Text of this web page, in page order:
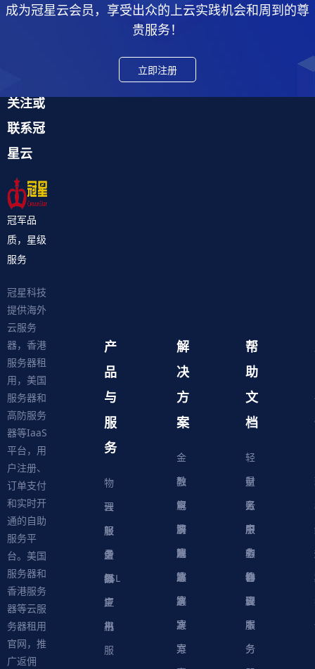
成为冠星云会员，享受出众的上云实践机会和周到的尊
贵服务！
立即注册
关注或
联系冠
星云
冠军品
质，星级
服务
冠星科技
提供海外
云服务
器，香港
服务器租
用，美国
服务器和
高防服务
器等IaaS
平台，用
户注册、
订单支付
和实时开
通的自助
服务平
台。美国
服务器和
香港服务
器等云服
务器租用
官网，推
广返佣
产
品
与
服
务
物
理
服
务
器
云
服
务
器
轻
量
级
应
用
服
虚
拟
主
机
SSL
证
书
解
决
方
案
金
融
解
决
方
案
教
育
解
决
方
案
电
商
解
决
方
案
游
戏
解
决
方
案
网
站
解
决
方
帮
助
文
档
轻
量
云
服
务
器
财
务
中
心
账
户
中
心
服
务
协
议
软
件
脚
本
物
理
服
务
云
服
务